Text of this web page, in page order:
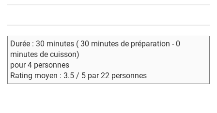
Durée : 30 minutes ( 30 minutes de préparation - 0
minutes de cuisson)
pour 4 personnes
Rating moyen : 3.5 / 5 par 22 personnes